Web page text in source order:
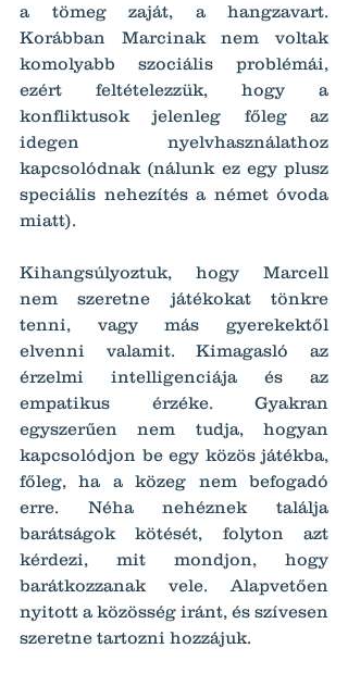
a tömeg zaját, a hangzavart.
Korábban Marcinak nem voltak
komolyabb szociális problémái,
ezért feltételezzük, hogy a
konfliktusok jelenleg főleg az
idegen nyelvhasználathoz
kapcsolódnak (nálunk ez egy plusz
speciális nehezítés a német óvoda
miatt).
Kihangsúlyoztuk, hogy Marcell
nem szeretne játékokat tönkre
tenni, vagy más gyerekektől
elvenni valamit. Kimagasló az
érzelmi intelligenciája és az
empatikus érzéke. Gyakran
egyszerűen nem tudja, hogyan
kapcsolódjon be egy közös játékba,
főleg, ha a közeg nem befogadó
erre. Néha nehéznek találja
barátságok kötését, folyton azt
kérdezi, mit mondjon, hogy
barátkozzanak vele. Alapvetően
nyitott a közösség iránt, és szívesen
szeretne tartozni hozzájuk.